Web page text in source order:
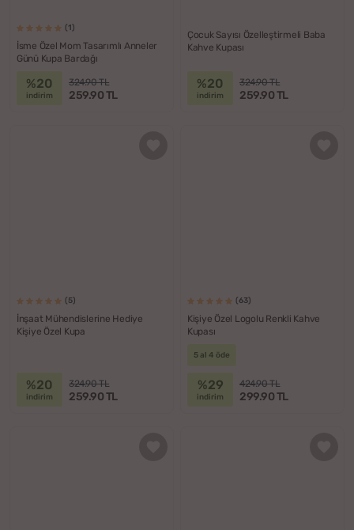
(1)
İsme Özel Mom Tasarımlı Anneler
Günü Kupa Bardağı
%20
indirim
324.90 TL
259.90 TL
Çocuk Sayısı Özelleştirmeli Baba
Kahve Kupası
%20
indirim
324.90 TL
259.90 TL
(5)
İnşaat Mühendislerine Hediye
Kişiye Özel Kupa
%20
indirim
324.90 TL
259.90 TL
(63)
Kişiye Özel Logolu Renkli Kahve
Kupası
5 al 4 öde
%29
indirim
424.90 TL
299.90 TL